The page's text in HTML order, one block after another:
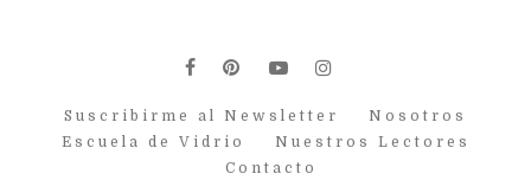
facebook
pinterest
youtubeinstagram
Suscribirme al Newsletter
Nosotros
Escuela de Vidrio
Nuestros Lectores
Contacto